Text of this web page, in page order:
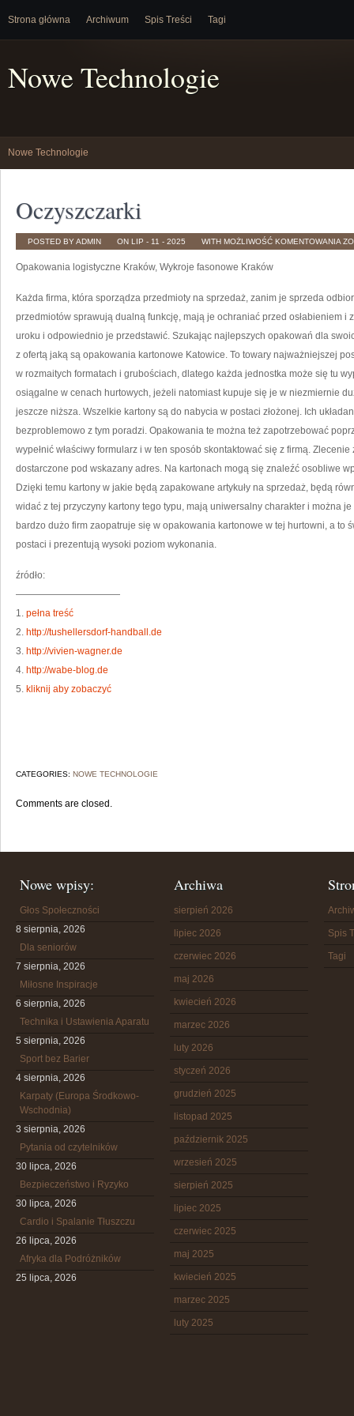
Strona główna Archiwum Spis Treści Tagi
Nowe Technologie
Nowe Technologie
Oczyszczarki
POSTED BY ADMIN ON LIP - 11 - 2025 WITH MOŻLIWOŚĆ KOMENTOWANIA
Opakowania logistyczne Kraków, Wykroje fasonowe Kraków
Każda firma, która sporządza przedmioty na sprzedaż, zanim je sprzeda
przedmiotów sprawują dualną funkcję, mają je ochraniać przed osłabieniem i
uroku i odpowiednio je przedstawić. Szukając najlepszych opakowań dla
z ofertą jaką są opakowania kartonowe Katowice. To towary najważniejszej
w rozmaitych formatach i grubościach, dlatego każda jednostka może się tu
osiągalne w cenach hurtowych, jeżeli natomiast kupuje się je w niezmiernie
jeszcze niższa. Wszelkie kartony są do nabycia w postaci złożonej. Ich
bezproblemowo z tym poradzi. Opakowania te można też zapotrzebować
wypełnić właściwy formularz i w ten sposób skontaktować się z firmą.
dostarczone pod wskazany adres. Na kartonach mogą się znaleźć osobliwe
Dzięki temu kartony w jakie będą zapakowane artykuły na sprzedaż, będą
widać z tej przyczyny kartony tego typu, mają uniwersalny charakter i można
bardzo dużo firm zaopatruje się w opakowania kartonowe w tej hurtowni, a to
postaci i prezentują wysoki poziom wykonania.
źródło:
———————————
1. pełna treść
2. http://tushellersdorf-handball.de
3. http://vivien-wagner.de
4. http://wabe-blog.de
5. kliknij aby zobaczyć
CATEGORIES: NOWE TECHNOLOGIE
Comments are closed.
Nowe wpisy:
Głos Społeczności
8 sierpnia, 2026
Dla seniorów
7 sierpnia, 2026
Miłosne Inspiracje
6 sierpnia, 2026
Technika i Ustawienia Aparatu
5 sierpnia, 2026
Sport bez Barier
4 sierpnia, 2026
Karpaty (Europa Środkowo-
Wschodnia)
3 sierpnia, 2026
Pytania od czytelników
30 lipca, 2026
Bezpieczeństwo i Ryzyko
30 lipca, 2026
Cardio i Spalanie Tłuszczu
26 lipca, 2026
Afryka dla Podróżników
25 lipca, 2026
Archiwa
sierpień 2026
lipiec 2026
czerwiec 2026
maj 2026
kwiecień 2026
marzec 2026
luty 2026
styczeń 2026
grudzień 2025
listopad 2025
październik 2025
wrzesień 2025
sierpień 2025
lipiec 2025
czerwiec 2025
maj 2025
kwiecień 2025
marzec 2025
luty 2025
Spis
Tagi